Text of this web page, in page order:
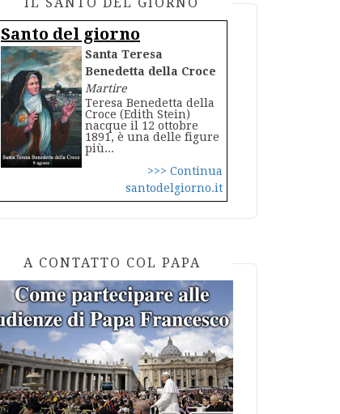
Santo del giorno
Santa Teresa
Benedetta della Croce
Martire
Teresa Benedetta della
Croce (Edith Stein)
nacque il 12 ottobre
1891, è una delle figure
più...
>>> Continua
santodelgiorno.it
A CONTATTO COL PAPA